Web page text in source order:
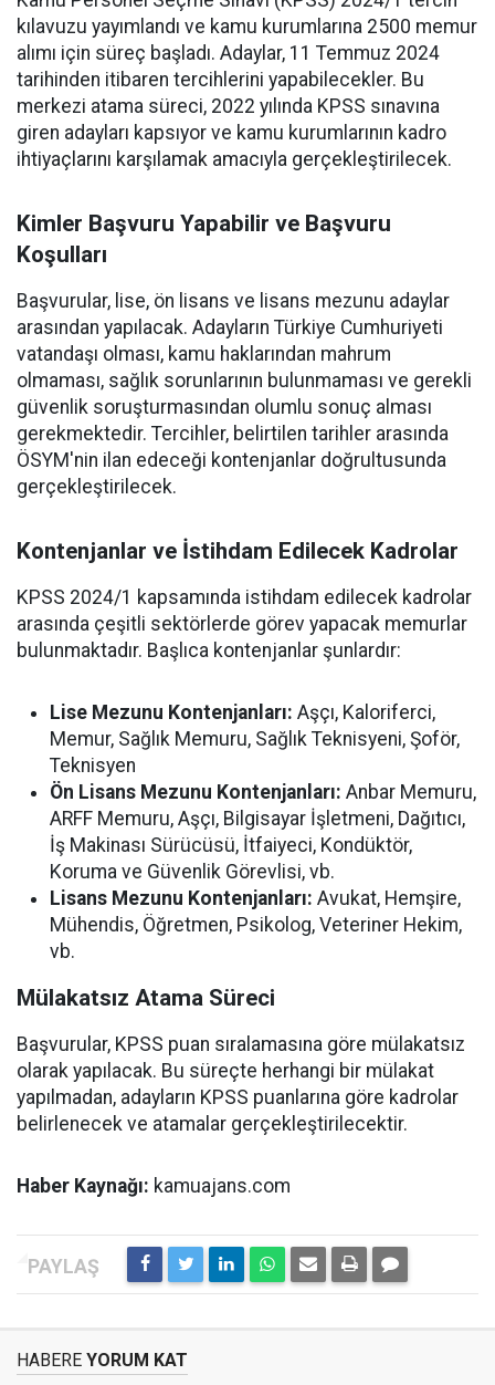
kılavuzu yayımlandı ve kamu kurumlarına 2500 memur
alımı için süreç başladı. Adaylar, 11 Temmuz 2024
tarihinden itibaren tercihlerini yapabilecekler. Bu
merkezi atama süreci, 2022 yılında KPSS sınavına
giren adayları kapsıyor ve kamu kurumlarının kadro
ihtiyaçlarını karşılamak amacıyla gerçekleştirilecek.
Kimler Başvuru Yapabilir ve Başvuru
Koşulları
Başvurular, lise, ön lisans ve lisans mezunu adaylar
arasından yapılacak. Adayların Türkiye Cumhuriyeti
vatandaşı olması, kamu haklarından mahrum
olmaması, sağlık sorunlarının bulunmaması ve gerekli
güvenlik soruşturmasından olumlu sonuç alması
gerekmektedir. Tercihler, belirtilen tarihler arasında
ÖSYM'nin ilan edeceği kontenjanlar doğrultusunda
gerçekleştirilecek.
Kontenjanlar ve İstihdam Edilecek Kadrolar
KPSS 2024/1 kapsamında istihdam edilecek kadrolar
arasında çeşitli sektörlerde görev yapacak memurlar
bulunmaktadır. Başlıca kontenjanlar şunlardır:
Lise Mezunu Kontenjanları: Aşçı, Kaloriferci,
Memur, Sağlık Memuru, Sağlık Teknisyeni, Şoför,
Teknisyen
Ön Lisans Mezunu Kontenjanları: Anbar Memuru,
ARFF Memuru, Aşçı, Bilgisayar İşletmeni, Dağıtıcı,
İş Makinası Sürücüsü, İtfaiyeci, Kondüktör,
Koruma ve Güvenlik Görevlisi, vb.
Lisans Mezunu Kontenjanları: Avukat, Hemşire,
Mühendis, Öğretmen, Psikolog, Veteriner Hekim,
vb.
Mülakatsız Atama Süreci
Başvurular, KPSS puan sıralamasına göre mülakatsız
olarak yapılacak. Bu süreçte herhangi bir mülakat
yapılmadan, adayların KPSS puanlarına göre kadrolar
belirlenecek ve atamalar gerçekleştirilecektir.
Haber Kaynağı: kamuajans.com
HABERE YORUM KAT